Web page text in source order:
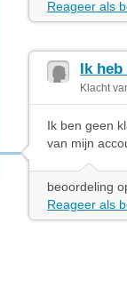
Reageer als
Ik heb
Klacht
Ik ben geen
van mijn
beoordeling
Reageer als